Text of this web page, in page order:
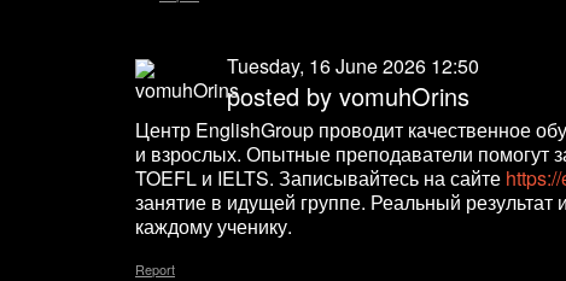
Tuesday, 16 June 2026 12:50
posted by vomuhOrins
Центр EnglishGroup проводит качественное
и взрослых. Опытные преподаватели помогут
TOEFL и IELTS. Записывайтесь на сайте
занятие в идущей группе. Реальный
каждому ученику.
Report